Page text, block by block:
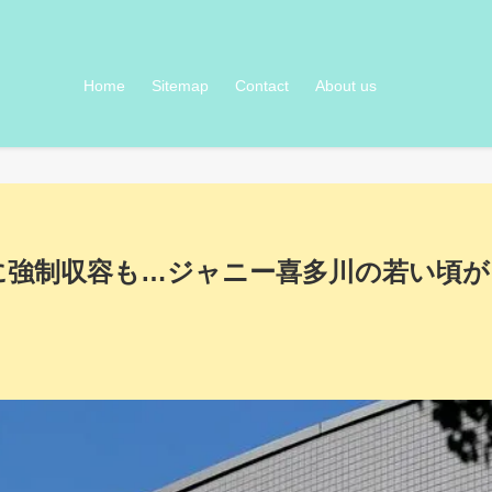
Home Sitemap Contact About us
制収容も…ジャニー喜多川の若い頃が